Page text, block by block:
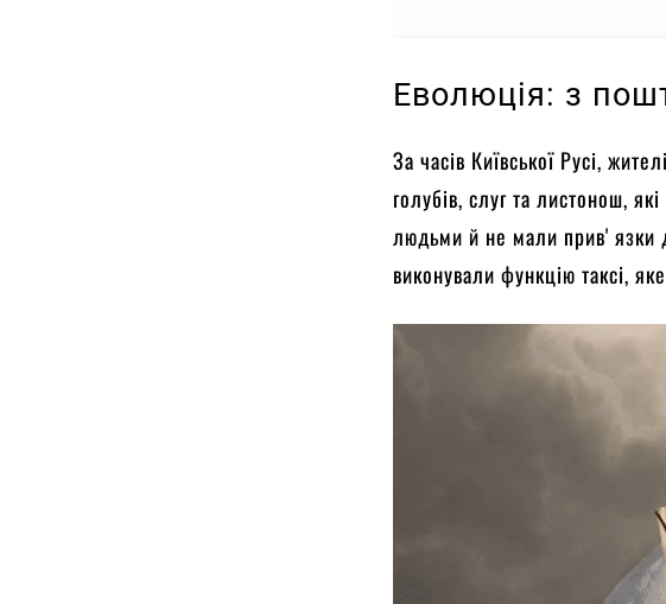
Еволюція: з
За часів Київської Русі,
голубів, слуг та листонош,
людьми й не мали привʼязки
виконували функцію таксі,